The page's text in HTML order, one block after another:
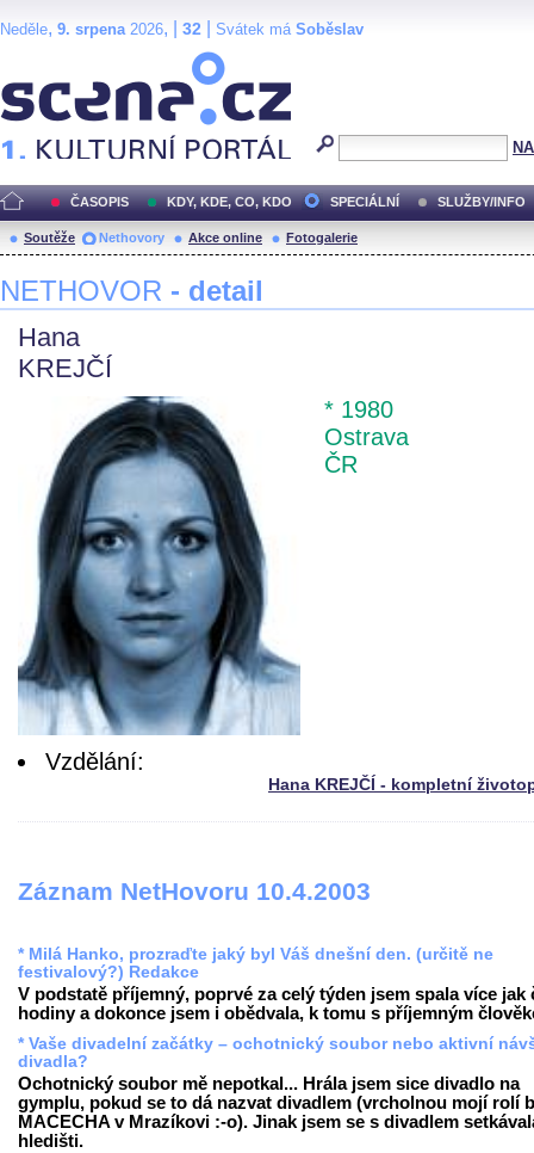
Neděle, 9. srpena2026, | 32 Svátek má Soběslav
ČASOPIS KDY, KDE, CO, KDO SPECIÁLNÍ SLUŽBY/INFO
Soutěže Nethovory Akce online Fotogalerie
NETHOVOR - detail
Hana
KREJČÍ
* 1980
Ostrava
ČR
Vzdělání:
Hana KREJČÍ - kompletní
Záznam NetHovoru 10.4.2003
* Milá Hanko, prozraďte jaký byl Váš dnešní den. (určitě ne
festivalový?) Redakce
V podstatě příjemný, poprvé za celý týden jsem spala více jak
hodiny a dokonce jsem i obědvala, k tomu s příjemným
* Vaše divadelní začátky – ochotnický soubor nebo aktivní
divadla?
Ochotnický soubor mě nepotkal... Hrála jsem sice divadlo na
gymplu, pokud se to dá nazvat divadlem (vrcholnou mojí rolí
MACECHA v Mrazíkovi :-o). Jinak jsem se s divadlem
hledišti.